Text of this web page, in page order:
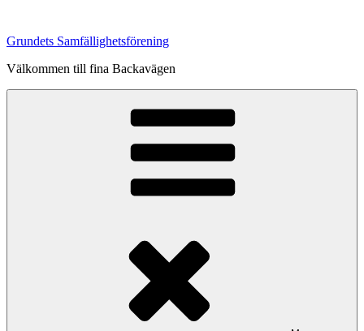
innehåll
Grundets Samfällighetsförening
Välkommen till fina Backavägen